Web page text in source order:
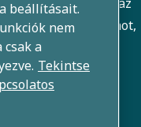
a vákuumot,
globális
lehetővé,
beállításait.
nem
a
Tekintse